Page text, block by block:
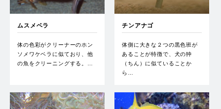
ムスメベラ
体の色彩がクリーナーのホン
ソメワケベラに似ており、他
の魚をクリーニングする。…
チンアナゴ
体側に大きな２つの黒色班が
あることが特徴で、犬の狆
（ちん）に似ていることか
ら…